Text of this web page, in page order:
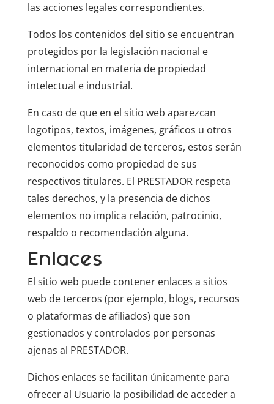
las acciones legales correspondientes.
Todos los contenidos del sitio se encuentran
protegidos por la legislación nacional e
internacional en materia de propiedad
intelectual e industrial.
En caso de que en el sitio web aparezcan
logotipos, textos, imágenes, gráficos u otros
elementos titularidad de terceros, estos serán
reconocidos como propiedad de sus
respectivos titulares. El PRESTADOR respeta
tales derechos, y la presencia de dichos
elementos no implica relación, patrocinio,
respaldo o recomendación alguna.
Enlaces
El sitio web puede contener enlaces a sitios
web de terceros (por ejemplo, blogs, recursos
o plataformas de afiliados) que son
gestionados y controlados por personas
ajenas al PRESTADOR.
Dichos enlaces se facilitan únicamente para
ofrecer al Usuario la posibilidad de acceder a